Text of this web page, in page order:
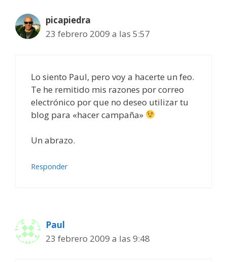
picapiedra
23 febrero 2009 a las 5:57
Lo siento Paul, pero voy a hacerte un feo.
Te he remitido mis razones por correo
electrónico por que no deseo utilizar tu
blog para «hacer campaña»
Un abrazo.
Responder
Paul
23 febrero 2009 a las 9:48